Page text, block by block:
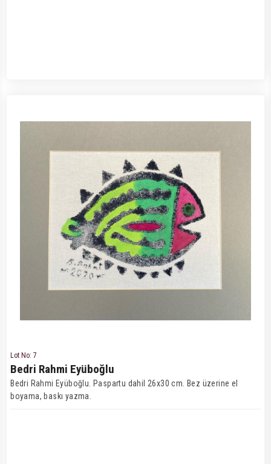
Lot No: 7
Bedri Rahmi Eyüboğlu
Bedri Rahmi Eyüboğlu. Paspartu dahil 26x30 cm. Bez üzerine el
boyama, baskı yazma.